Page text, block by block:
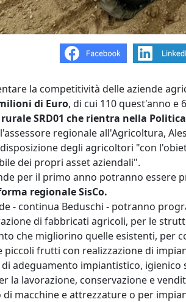
la competitività delle aziende
di Euro, di cui 110 quest'anno e
SRD01 che rientra nella
regionale all'Agricoltura,
degli agricoltori "con
dei propri asset aziendali".
per il primo anno potranno essere
regionale SisCo.
- continua Beduschi - potranno
di fabbricati agricoli, per le
che migliorino quelle esistenti, per
piccoli frutti con realizzazione di
adeguamento impiantistico, igienico
la lavorazione, conservazione e
di macchine e attrezzature o per